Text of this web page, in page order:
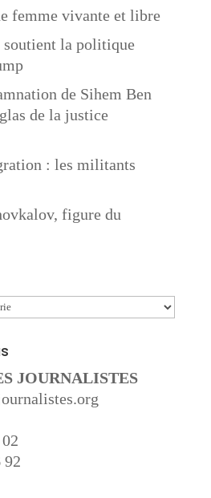
femme vivante et libre
soutient la politique
de Sihem Ben
de la justice
: les militants
figure du
JOURNALISTES
92